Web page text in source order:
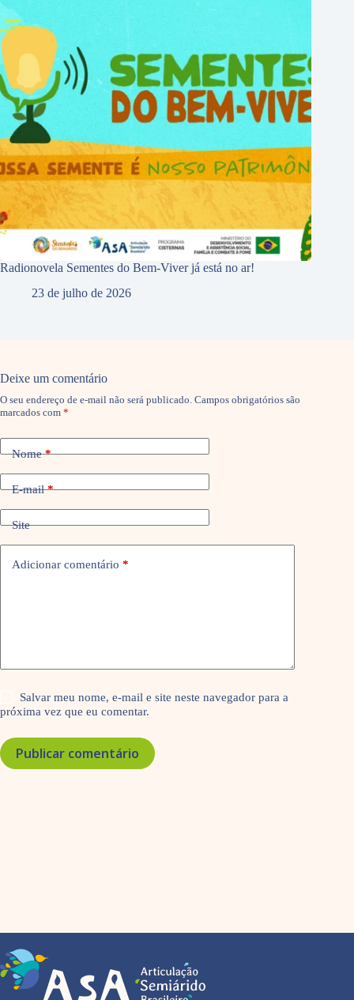
Radionovela Sementes do Bem-Viver já está no ar!
23 de julho de 2026
Deixe um comentário
O seu endereço de e-mail não será publicado. Campos obrigatórios são
marcados com *
Nome*
E-mail*
Site
Adicionar comentário *
Salvar meu nome, e-mail e site neste navegador para a
próxima vez que eu comentar.
Publicar comentário